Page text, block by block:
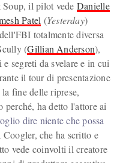
il pilot vede Danielle
Patel (Yesterday)
totalmente diversa
(Gillian Anderson),
segreti da svelare e in cui
il tour di presentazione
la fine delle riprese,
perché, ha detto l'attore ai
dire niente che possa
Coogler, che ha scritto e
vede coinvolti il creatore